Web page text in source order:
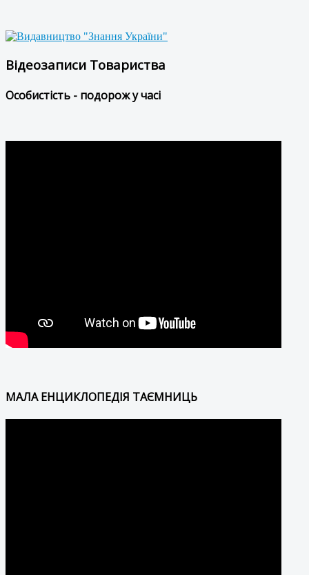
Відеозаписи Товариства
Особистість - подорож у часі
МАЛА ЕНЦИКЛОПЕДІЯ ТАЄМНИЦЬ